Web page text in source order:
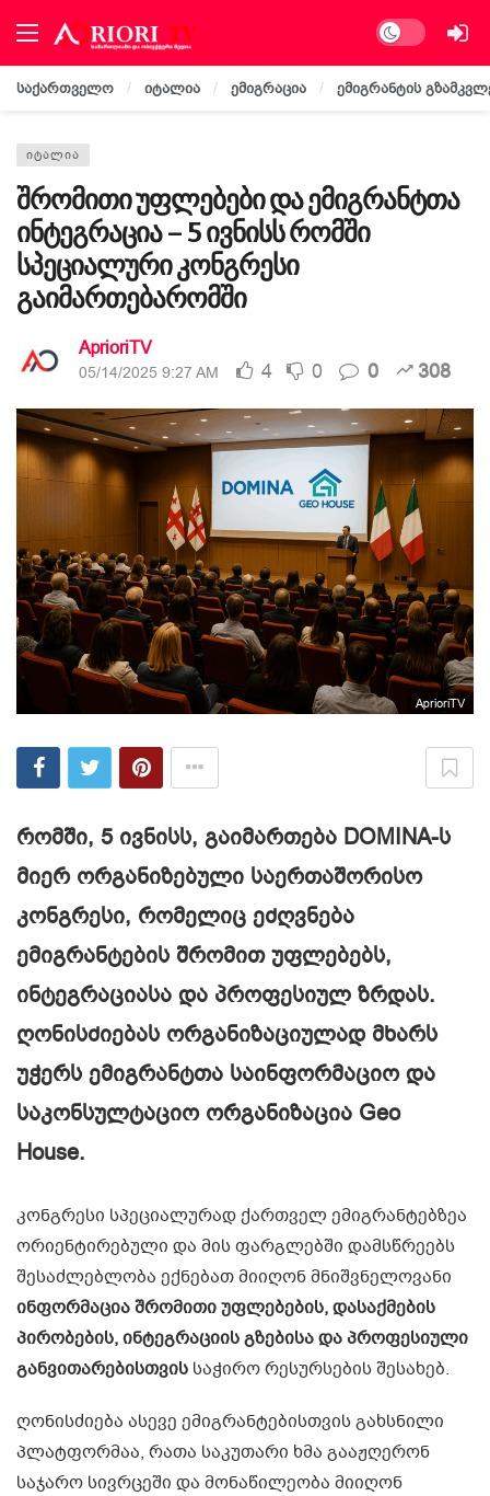
Dark mode
საქართველო იტალია ემიგრაცია ემიგრანტის
ᲘᲢᲐᲚᲘᲐ
შრომითი უფლებები და ემიგრანტთა
ინტეგრაცია – 5 ივნისს რომში
სპეციალური კონგრესი
გაიმართებარომში
AprioriTV
05/14/2025 9:27 AM 4 0 0 308
AprioriTV
რომში, 5 ივნისს, გაიმართება DOMINA-ს
მიერ ორგანიზებული საერთაშორისო
კონგრესი, რომელიც ეძღვნება
ემიგრანტების შრომით უფლებებს,
ინტეგრაციასა და პროფესიულ ზრდას.
ღონისძიებას ორგანიზაციულად მხარს
უჭერს ემიგრანტთა საინფორმაციო და
საკონსულტაციო ორგანიზაცია Geo
House.
კონგრესი სპეციალურად ქართველ ემიგრანტებზეა
ორიენტირებული და მის ფარგლებში დამსწრეებს
შესაძლებლობა ექნებათ მიიღონ მნიშვნელოვანი
ინფორმაცია შრომითი უფლებების, დასაქმების
პირობების, ინტეგრაციის გზებისა და პროფესიული
განვითარებისთვის საჭირო რესურსების შესახებ.
ღონისძიება ასევე ემიგრანტებისთვის გახსნილი
პლატფორმაა, რათა საკუთარი ხმა გააჟღერონ
საჯარო სივრცეში და მონაწილეობა მიიღონ